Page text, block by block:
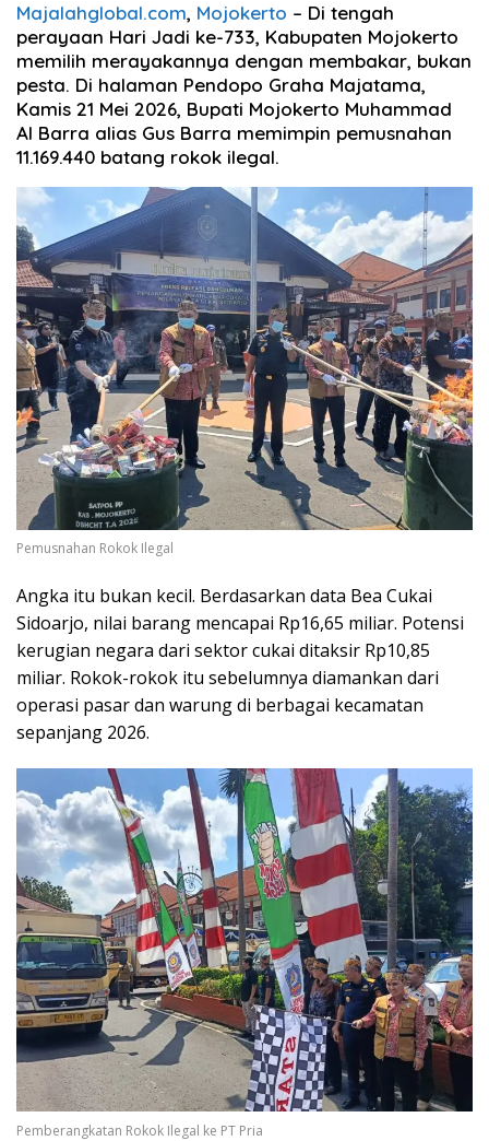
Majalahglobal.com, Mojokerto – Di tengah
perayaan Hari Jadi ke-733, Kabupaten Mojokerto
memilih merayakannya dengan membakar, bukan
pesta. Di halaman Pendopo Graha Majatama,
Kamis 21 Mei 2026, Bupati Mojokerto Muhammad
Al Barra alias Gus Barra memimpin pemusnahan
11.169.440 batang rokok ilegal.
Pemusnahan Rokok Ilegal
Angka itu bukan kecil. Berdasarkan data Bea Cukai
Sidoarjo, nilai barang mencapai Rp16,65 miliar. Potensi
kerugian negara dari sektor cukai ditaksir Rp10,85
miliar. Rokok-rokok itu sebelumnya diamankan dari
operasi pasar dan warung di berbagai kecamatan
sepanjang 2026.
Pemberangkatan Rokok Ilegal ke PT Pria